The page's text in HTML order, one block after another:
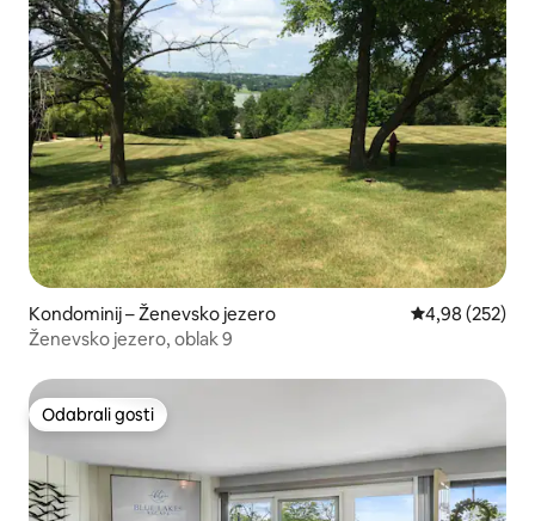
Kondominij – Ženevsko jezero Prosječna
4,98 (252)
Ženevsko jezero, oblak 9
Odabrali gosti
Odabrali gosti